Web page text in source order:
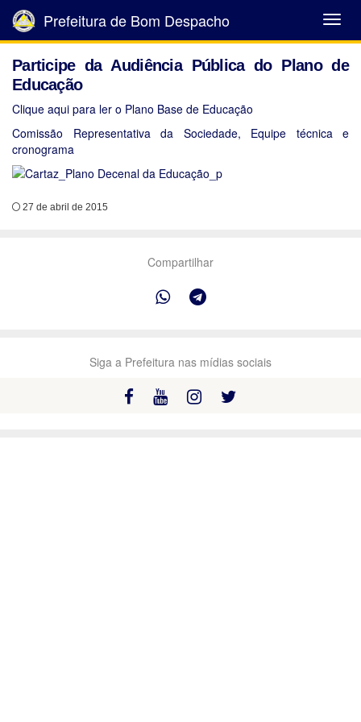
Abrir
Menu
Prefeitura de Bom Despacho
Participe da Audiência Pública do Plano de
Educação
Clique aqui para ler o Plano Base de Educação
Comissão Representativa da Sociedade, Equipe técnica e
cronograma
27 de abril de 2015
Compartilhar
Siga a Prefeitura nas mídias sociais